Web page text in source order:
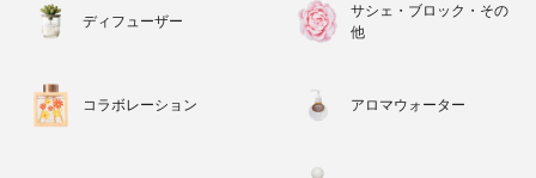
ディフューザー
サシェ・ブロック・その
他
コラボレーション アロマウォーター